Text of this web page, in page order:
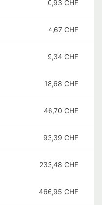
0,93 CHF
4,67 CHF
9,34 CHF
18,68 CHF
46,70 CHF
93,39 CHF
233,48 CHF
466,95 CHF